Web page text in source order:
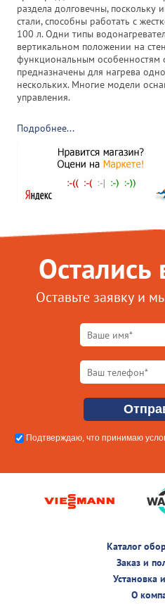
раздела долговечны,
стали, способны работать с
100 л. Одни типы
вертикальном положении на
функциональным особенностям
предназначены для нагрева
нескольких. Многие модели
управления.
Подробнее...
Остались
Оставьте заявку и
Подтверждаю, что принимаю
Каталог
Заказ и
Установка
О